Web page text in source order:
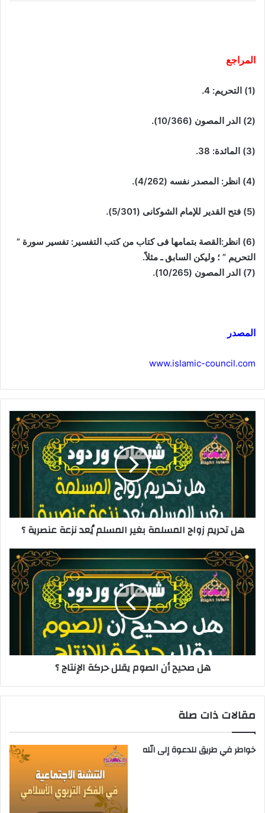
المراجع
(1) التحريم: 4.
(2) الدر المصون (10/366).
(3) المائدة: 38.
(4) انظر: المصدر نفسه (4/262).
(5) فتح القدير للإمام الشوكانى (5/301).
(6) انظر:القصة بتمامها فى كتاب من كتب التفسير: تفسير سورة ”
التحريم ” ؛ وليكن السابق ـ مثلاً.
(7) الدر المصون (10/265).
المصدر
www.islamic-council.com
هل تحريم زواج المسلمة بغير المسلم يُعد نزعة عنصرية ؟
هل صحيح أن الصوم يقلل حركة الإنتاج ؟
مقالات ذات صلة
خواطر في طريق للدعوة إلى الله